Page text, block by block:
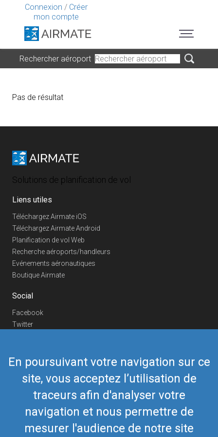
Connexion / Créer
mon compte
En poursuivant votre navigation sur ce
site, vous acceptez l’utilisation de
traceurs afin d'analyser votre
navigation et nous permettre de
mesurer l'audience de notre site
Rechercher aéroport
Pas de résultat
Solutions de planification de vol
Liens utiles
Téléchargez Airmate iOS
Téléchargez Airmate Android
Planification de vol Web
Recherche aéroports/handleurs
Evénements aéronautiques
Boutique Airmate
Social
Facebook
Twitter
Telegram
Nous contacter
Téléphone Europe +352 26441835
Téléphone US/Canada
418-592-8862
airmate@airmate.aero
(c) Myriel Aviation SA